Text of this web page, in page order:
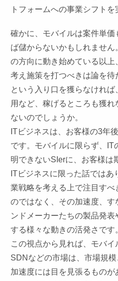
トフォームへの事業シフトを
確かに、モバイルは案件単
ば儲からないかもしれません
の方向に動き始めている以
考え施策を打つべきは論を
という入り口を獲らなけれ
用など、稼げるところも獲れ
ないのでしょうか。
ITビジネスは、お客様の3年
です。モバイルに限らず、IT
明できないSIerに、お客様は
ITビジネスに限った話では
業戦略を考える上で注目す
のではなく、その加速度、
ンドメーカーたちの製品発
する様々な動きの活発さです
この視点から見れば、モバイ
SDN などの市場は、市場規
加速度には目を見張るもの